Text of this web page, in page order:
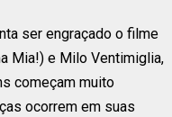
ser engraçado o filme
Mia!) e Milo Ventimiglia,
começam muito
ocorrem em suas